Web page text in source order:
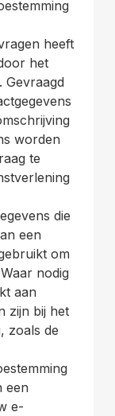
heeft
het
worden
te
die
een
om
nodig
aan
zijn bij het
zoals de
een
e-